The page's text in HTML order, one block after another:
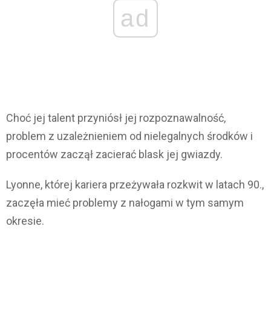
ad
Choć jej talent przyniósł jej rozpoznawalność,
problem z uzależnieniem od nielegalnych środków i
procentów zaczął zacierać blask jej gwiazdy.
Lyonne, której kariera przeżywała rozkwit w latach 90.,
zaczęła mieć problemy z nałogami w tym samym
okresie.